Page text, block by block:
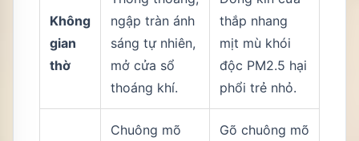
Không
gian
thờ
ngập tràn ánh
sáng tự nhiên,
mở cửa sổ
thoáng khí.
thắp nhang
mịt mù khói
độc PM2.5 hại
phổi trẻ nhỏ.
Chuông mõ
Gõ chuông mõ